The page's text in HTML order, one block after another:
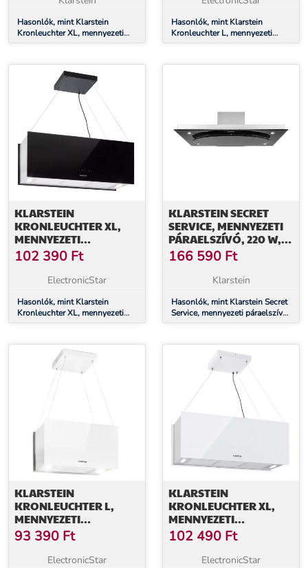
Hasonlók, mint Klarstein
Kronleuchter XL, mennyezeti
páraelszívó, 90 cm, 590 m³/ó,
Hasonlók, mint Klarstein
Kronleuchter L, mennyezeti
páraelszívó, 60 cm, 590 m³/ó,
KLARSTEIN
KRONLEUCHTER XL,
MENNYEZETI
PÁRAELSZÍVÓ, 90 CM,
590 M³/Ó, LED,
ÉRINTŐKÉPERNYŐS,
102 390 Ft
ElectronicStar
Hasonlók, mint Klarstein
Kronleuchter XL, mennyezeti
páraelszívó, 90 cm, 590 m³/ó,
KLARSTEIN SECRET
SERVICE, MENNYEZETI
PÁRAELSZÍVÓ, 220 W,
ÉRINTŐKÉPERNYŐS,
ÜVEG, LED
166 590 Ft
Klarstein
Hasonlók, mint Klarstein Secret
Service, mennyezeti páraelszívó,
220 W, érintőképernyős, üveg,
KLARSTEIN
KRONLEUCHTER L,
MENNYEZETI
PÁRAELSZÍVÓ, 60 CM,
590 M³/Ó, LED,
ÉRINTŐKÉPERNYŐS,
93 390 Ft
ElectronicStar
KLARSTEIN
KRONLEUCHTER XL,
MENNYEZETI
PÁRAELSZÍVÓ, 90 CM,
590 M³/Ó, LED,
ÉRINTŐKÉPERNYŐS,
102 490 Ft
ElectronicStar